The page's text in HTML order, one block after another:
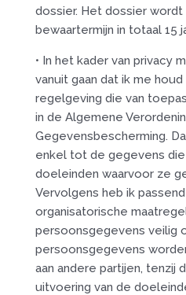
dossier. Het dossier
bewaartermijn in totaal 15
• In het kader van privacy
vanuit gaan dat ik me
regelgeving die van
in de Algemene
Gegevensbescherming.
enkel tot de gegevens
doeleinden waarvoor ze
Vervolgens heb ik
organisatorische
persoonsgegevens veilig
persoonsgegevens
aan andere partijen, tenzij
uitvoering van de